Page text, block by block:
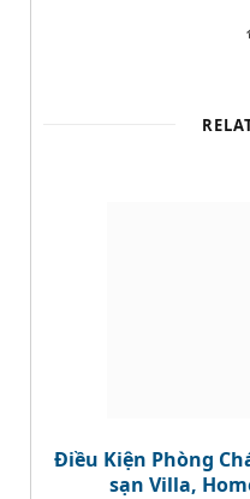
Điều Kiện Phòng
sạn Villa,